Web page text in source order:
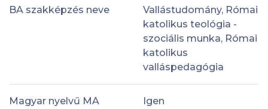
BA szakképzés neve
Vallástudomány, Római
katolikus teológia -
szociális munka, Római
katolikus
valláspedagógia
Magyar nyelvű MA
Igen